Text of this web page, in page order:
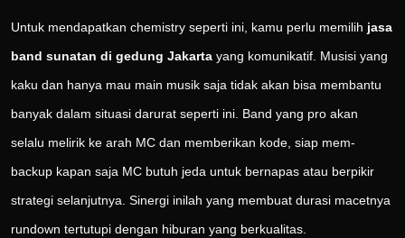
Untuk mendapatkan chemistry seperti ini, kamu perlu memilih jasa
band sunatan di gedung Jakarta yang komunikatif. Musisi yang
kaku dan hanya mau main musik saja tidak akan bisa membantu
banyak dalam situasi darurat seperti ini. Band yang pro akan
selalu melirik ke arah MC dan memberikan kode, siap mem-
backup kapan saja MC butuh jeda untuk bernapas atau berpikir
strategi selanjutnya. Sinergi inilah yang membuat durasi macetnya
rundown tertutupi dengan hiburan yang berkualitas.